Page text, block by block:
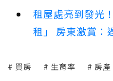
租屋處亮到發光
租」 房東激賞：
買房 生育率 房產